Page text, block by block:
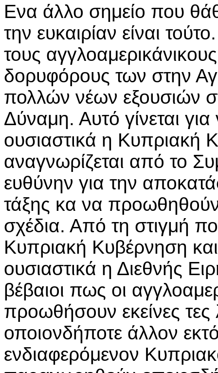
Ενα άλλο σημείο που
την ευκαιρίαν είναι
τους
δορυφόρους των στην
πολλών νέων εξουσιών
Δύναμη. Αυτό γίνεται
ουσιαστικά η Κυπριακή
αναγνωρίζεται από το
ευθύνην για την
τάξης κα να προωθηθούν
σχέδια. Από τη στιγμή
Κυπριακή Κυβέρνηση
ουσιαστικά η Διεθνής
βέβαιοι πως οι
προωθήσουν εκείνες
οποιονδήποτε άλλον
ενδιαφερόμενον